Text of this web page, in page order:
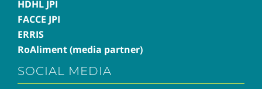
HDHL JPI
FACCE JPI
ERRIS
RoAliment (media partner)
SOCIAL MEDIA